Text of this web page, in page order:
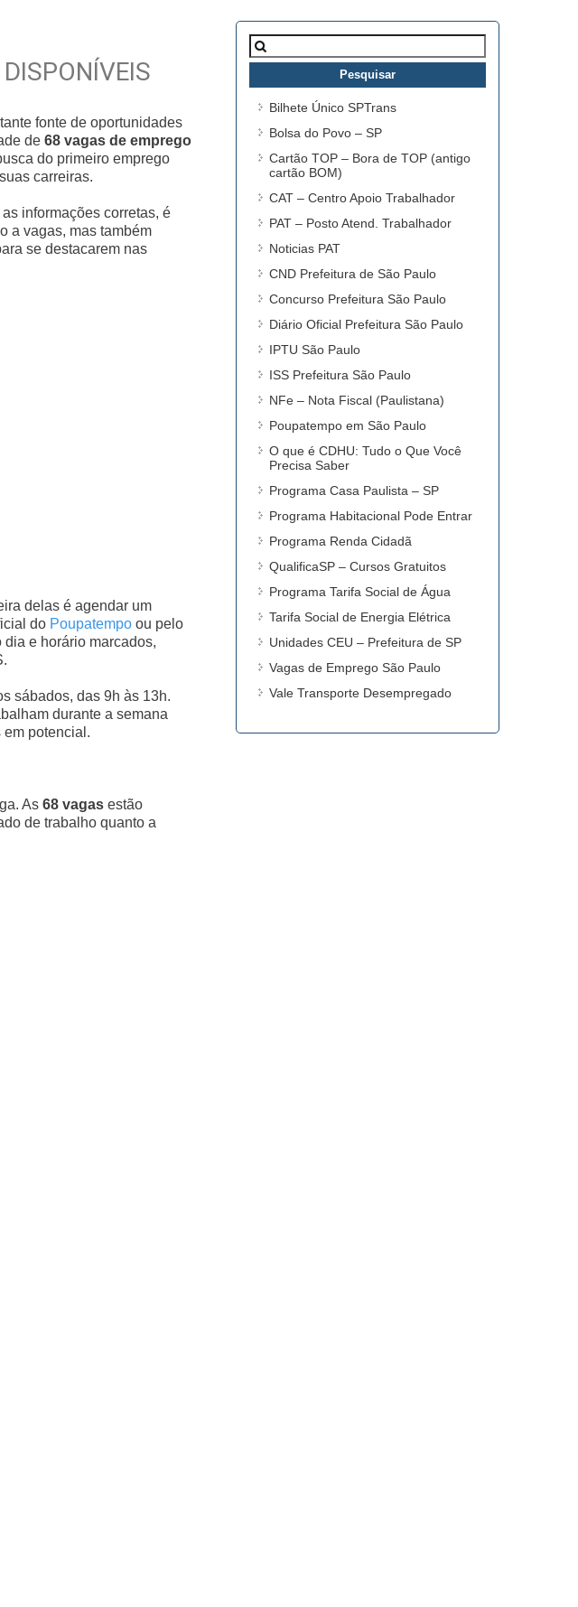
fonte de oportunidades
de 68 vagas de emprego
do primeiro emprego
carreiras.
informações corretas, é
a vagas, mas também
se destacarem nas
delas é agendar um
do Poupatempo ou pelo
e horário marcados,
sábados, das 9h às 13h.
durante a semana
em potencial.
As 68 vagas estão
de trabalho quanto a
Pesquisar
por:
Bilhete Único SPTrans
Bolsa do Povo – SP
Cartão TOP – Bora de TOP (antigo
cartão BOM)
CAT – Centro Apoio Trabalhador
PAT – Posto Atend. Trabalhador
Noticias PAT
CND Prefeitura de São Paulo
Concurso Prefeitura São Paulo
Diário Oficial Prefeitura São Paulo
IPTU São Paulo
ISS Prefeitura São Paulo
NFe – Nota Fiscal (Paulistana)
Poupatempo em São Paulo
O que é CDHU: Tudo o Que Você
Precisa Saber
Programa Casa Paulista – SP
Programa Habitacional Pode Entrar
Programa Renda Cidadã
QualificaSP – Cursos Gratuitos
Programa Tarifa Social de Água
Tarifa Social de Energia Elétrica
Unidades CEU – Prefeitura de SP
Vagas de Emprego São Paulo
Vale Transporte Desempregado